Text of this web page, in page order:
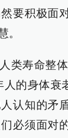
要积极面
。
类寿命整
的身体衰
认知的矛
必须面对